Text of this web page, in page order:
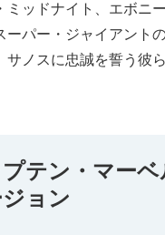
ミッドナイト、エボニ
ーパー・ジャイアント
サノスに忠誠を誓う彼
プテン・マー
ョン